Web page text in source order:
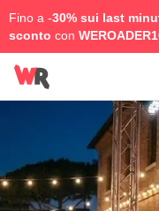
Fino a -30% sui last
sconto con